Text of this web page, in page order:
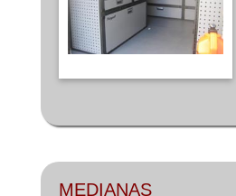
MEDIANAS